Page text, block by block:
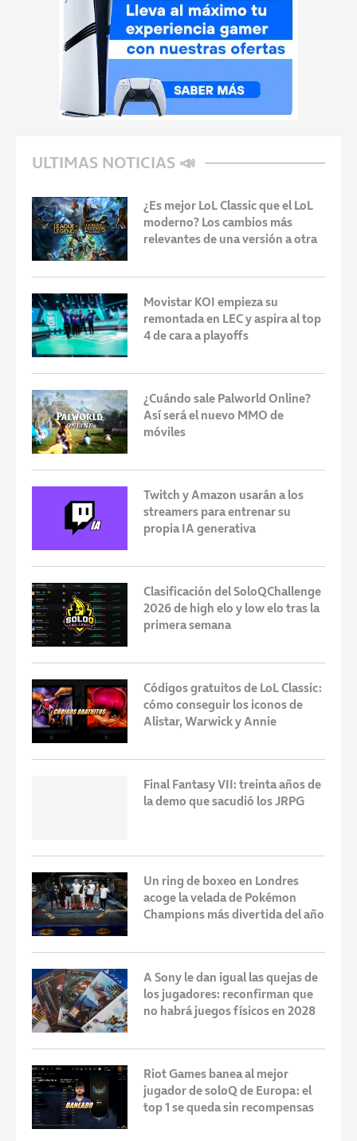
ULTIMAS NOTICIAS 📣
¿Es mejor LoL Classic que el LoL
moderno? Los cambios más
relevantes de una versión a otra
Movistar KOI empieza su
remontada en LEC y aspira al top
4 de cara a playoffs
¿Cuándo sale Palworld Online?
Así será el nuevo MMO de
móviles
Twitch y Amazon usarán a los
streamers para entrenar su
propia IA generativa
Clasificación del SoloQChallenge
2026 de high elo y low elo tras la
primera semana
Códigos gratuitos de LoL Classic:
cómo conseguir los iconos de
Alistar, Warwick y Annie
Final Fantasy VII: treinta años de
la demo que sacudió los JRPG
Un ring de boxeo en Londres
acoge la velada de Pokémon
Champions más divertida del año
A Sony le dan igual las quejas de
los jugadores: reconfirman que
no habrá juegos físicos en 2028
Riot Games banea al mejor
jugador de soloQ de Europa: el
top 1 se queda sin recompensas